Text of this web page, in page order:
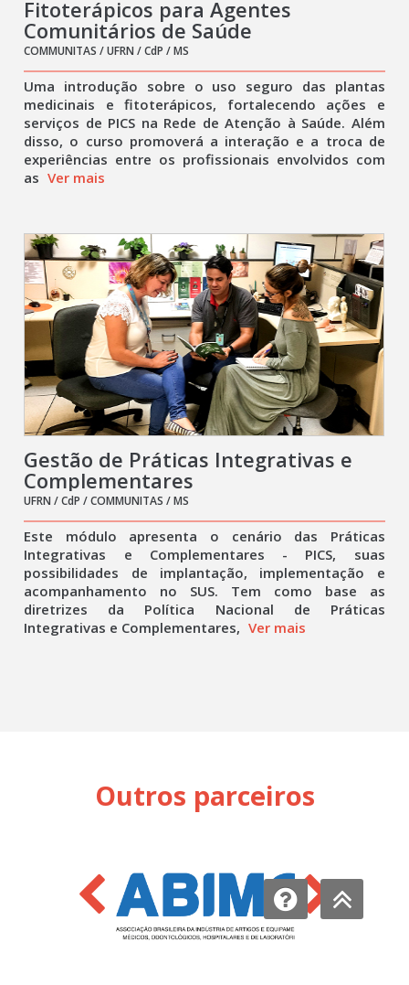
Fitoterápicos para Agentes
Comunitários de Saúde
COMMUNITAS / UFRN / CdP / MS
Uma introdução sobre o uso seguro das plantas
medicinais e fitoterápicos, fortalecendo ações e
serviços de PICS na Rede de Atenção à Saúde. Além
disso, o curso promoverá a interação e a troca de
experiências entre os profissionais envolvidos com
as Ver mais
Gestão de Práticas Integrativas e
Complementares
UFRN / CdP / COMMUNITAS / MS
Este módulo apresenta o cenário das Práticas
Integrativas e Complementares - PICS, suas
possibilidades de implantação, implementação e
acompanhamento no SUS. Tem como base as
diretrizes da Política Nacional de Práticas
Integrativas e Complementares, Ver mais
Outros parceiros